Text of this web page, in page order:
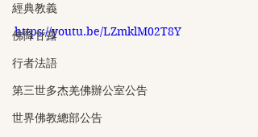
經典教義
佛降甘露
行者法語
第三世多杰羌佛辦公室公告
世界佛教總部公告
https://youtu.be/LZmklM02T8Y